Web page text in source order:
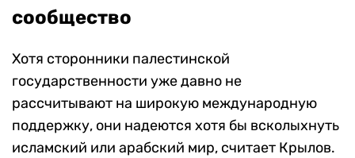
сообщество
Хотя сторонники палестинской
государственности уже давно не
рассчитывают на широкую международную
поддержку, они надеются хотя бы всколыхнуть
исламский или арабский мир, считает Крылов.